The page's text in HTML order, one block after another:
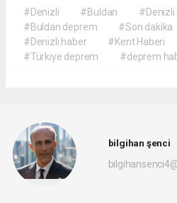
#Denizli #Buldan
#Denizli
#Buldan deprem
#Son dakika
#Denizli haber
#Kent Haberi
#Türkiye deprem
#deprem
bilgihan şenci